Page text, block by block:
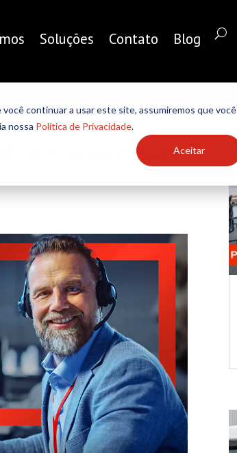
continuar a usar este site, assumiremos que você
nossa Política de Privacidade.
Aceitar
Soluções Contato Blog
nos processos